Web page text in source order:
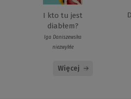
I kto tu jest
diabłem?
Iga Daniszewska
niezwykłe
Więcej